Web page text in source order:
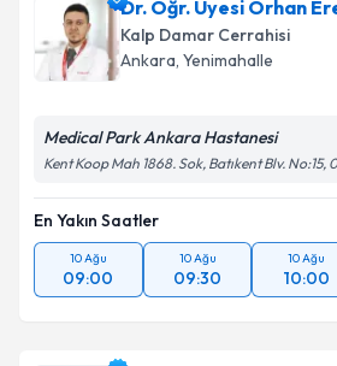
için bir takvim hazırlandığında e-
bilgilendireceğiz.
E-posta Adresiniz
Kişisel verilerimin
Metni
kapsamda işlenmesini kabul
Dr. Öğr. Üyesi Orhan
Kalp Damar Cerrahisi
Ankara, Yenimahalle
Medical Park Ankara Hastanesi
Kent Koop Mah 1868. Sok, Batıkent Blv. No:15,
En Yakın Saatler
10 Ağu
09:00
10 Ağu
09:30
10 Ağu
10:00